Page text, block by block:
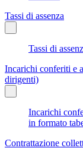
Tassi di assenza
Tassi di
Incarichi conferiti e
dirigenti)
Incarichi
in formato
Contrattazione